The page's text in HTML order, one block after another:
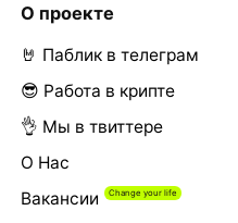
О проекте
🤘 Паблик в телеграм
😎 Работа в крипте
👌 Мы в твиттере
О Нас
Вакансии